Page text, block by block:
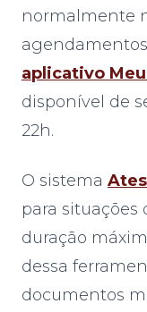
normalmente
aplicativo Meu
disponível de
22h.
O sistema
para
duração
dessa
documentos